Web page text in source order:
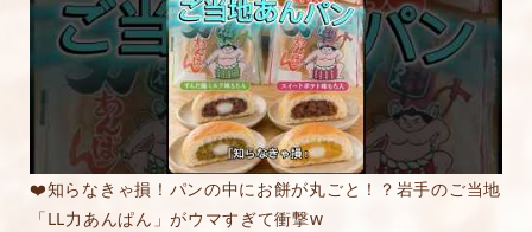
❤️知らなきゃ損！パンの中にお餅が丸ごと！？岩手のご当地
「LL力あんぱん」がウマすぎて衝撃w